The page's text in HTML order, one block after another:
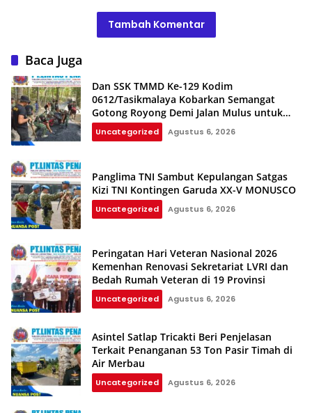
Tambah Komentar
Baca Juga
Dan SSK TMMD Ke-129 Kodim
0612/Tasikmalaya Kobarkan Semangat
Gotong Royong Demi Jalan Mulus untuk
Rakyat
Uncategorized Agustus 6, 2026
Panglima TNI Sambut Kepulangan Satgas
Kizi TNI Kontingen Garuda XX-V MONUSCO
Uncategorized Agustus 6, 2026
Peringatan Hari Veteran Nasional 2026
Kemenhan Renovasi Sekretariat LVRI dan
Bedah Rumah Veteran di 19 Provinsi
Uncategorized Agustus 6, 2026
Asintel Satlap Tricakti Beri Penjelasan
Terkait Penanganan 53 Ton Pasir Timah di
Air Merbau
Uncategorized Agustus 6, 2026